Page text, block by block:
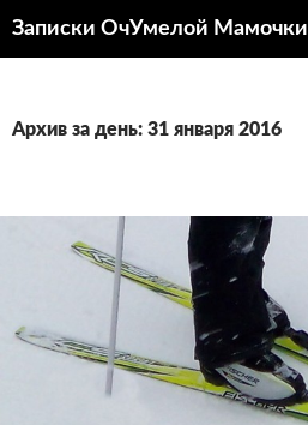
Записки ОчУмелой Мамочки
Архив за день: 31 января 2016